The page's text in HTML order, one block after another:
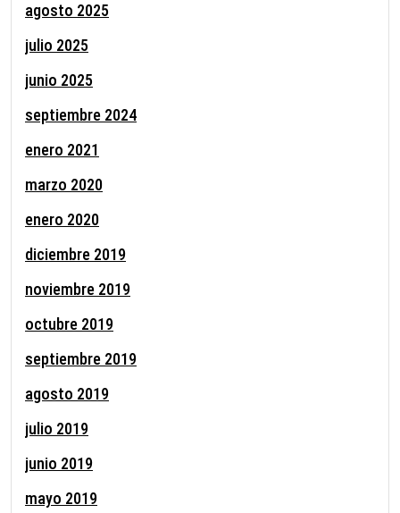
agosto 2025
julio 2025
junio 2025
septiembre 2024
enero 2021
marzo 2020
enero 2020
diciembre 2019
noviembre 2019
octubre 2019
septiembre 2019
agosto 2019
julio 2019
junio 2019
mayo 2019